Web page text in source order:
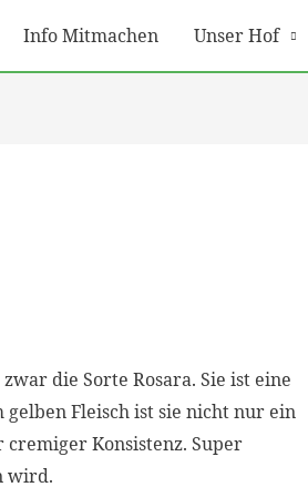
Info Mitmachen Unser Hof
die Sorte Rosara. Sie ist eine
Fleisch ist sie nicht nur ein
Konsistenz. Super
wird.